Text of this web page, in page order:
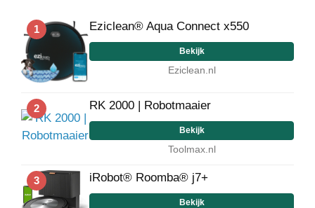
1 Eziclean® Aqua Connect x550
Bekijk
Eziclean.nl
2 RK 2000 | Robotmaaier
Bekijk
Toolmax.nl
3 iRobot® Roomba® j7+
Bekijk